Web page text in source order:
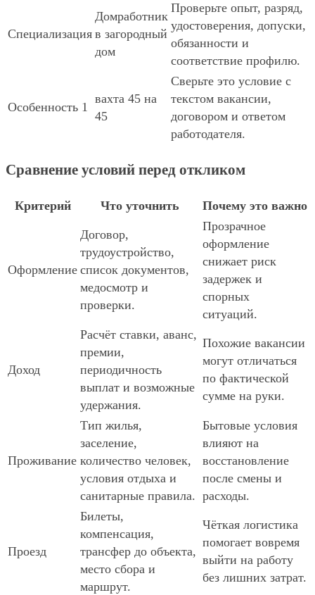
Специализация
Домработник
в загородный
дом
Проверьте опыт, разряд,
удостоверения, допуски,
обязанности и
соответствие профилю.
Особенность 1
вахта 45 на
45
Сверьте это условие с
текстом вакансии,
договором и ответом
работодателя.
Сравнение условий перед откликом
Критерий Что уточнить Почему это важно
Оформление
Договор,
трудоустройство,
список документов,
медосмотр и
проверки.
Прозрачное
оформление
снижает риск
задержек и
спорных
ситуаций.
Доход
Расчёт ставки, аванс,
премии,
периодичность
выплат и возможные
удержания.
Похожие вакансии
могут отличаться
по фактической
сумме на руки.
Проживание
Тип жилья,
заселение,
количество человек,
условия отдыха и
санитарные правила.
Бытовые условия
влияют на
восстановление
после смены и
расходы.
Проезд
Билеты,
компенсация,
трансфер до объекта,
место сбора и
маршрут.
Чёткая логистика
помогает вовремя
выйти на работу
без лишних затрат.